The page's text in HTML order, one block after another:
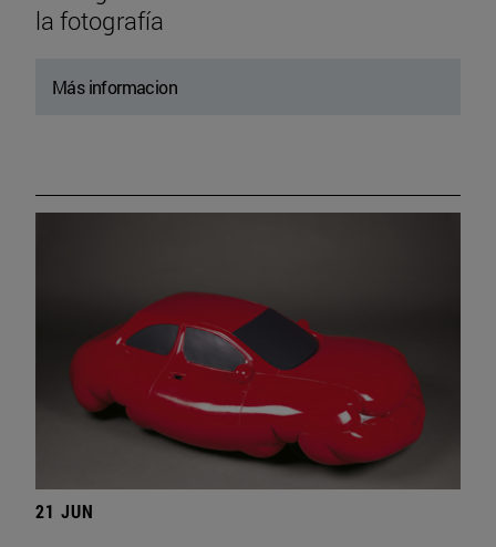
la fotografía
Más informacion
21 JUN